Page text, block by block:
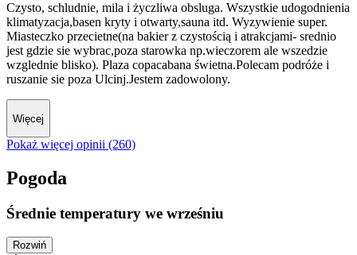
Czysto, schludnie, mila i życzliwa obsluga. Wszystkie udogodnienia
klimatyzacja,basen kryty i otwarty,sauna itd. Wyzywienie super.
Miasteczko przecietne(na bakier z czystością i atrakcjami- srednio
jest gdzie sie wybrac,poza starowka np.wieczorem ale wszedzie
wzglednie blisko). Plaza copacabana świetna.Polecam podróże i
ruszanie sie poza Ulcinj.Jestem zadowolony.
Więcej
Pokaż więcej opinii (260)
Pogoda
Średnie temperatury we wrześniu
Rozwiń